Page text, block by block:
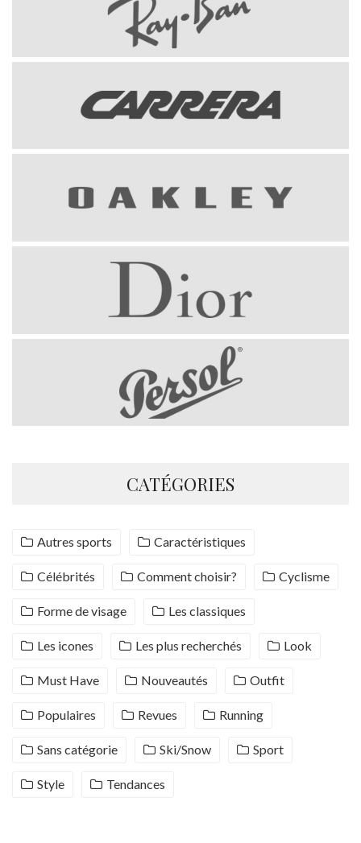
CATÉGORIES
Autres sports Caractéristiques
Célébrités Comment choisir? Cyclisme
Forme de visage Les classiques
Les icones Les plus recherchés Look
Must Have Nouveautés Outfit
Populaires Revues Running
Sans catégorie Ski/Snow Sport
Style Tendances